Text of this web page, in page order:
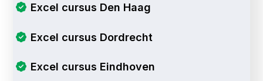
Excel cursus Den Haag
Excel cursus Dordrecht
Excel cursus Eindhoven